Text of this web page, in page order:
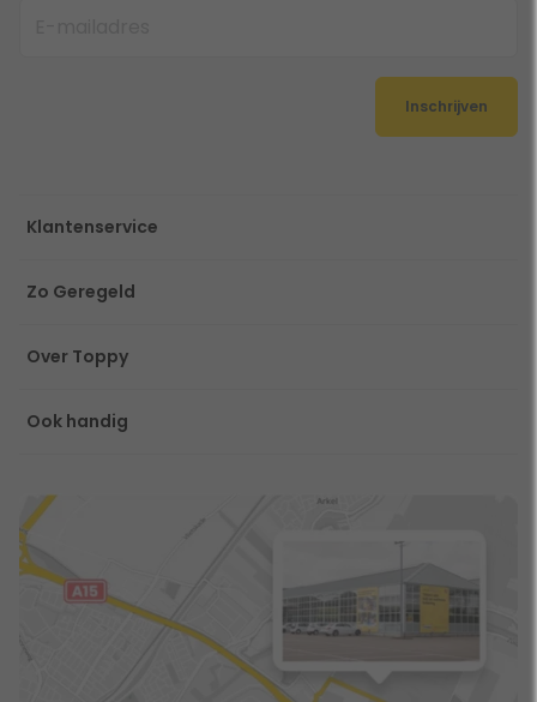
Inschrijven
Klantenservice
Zo Geregeld
Over Toppy
Ook handig